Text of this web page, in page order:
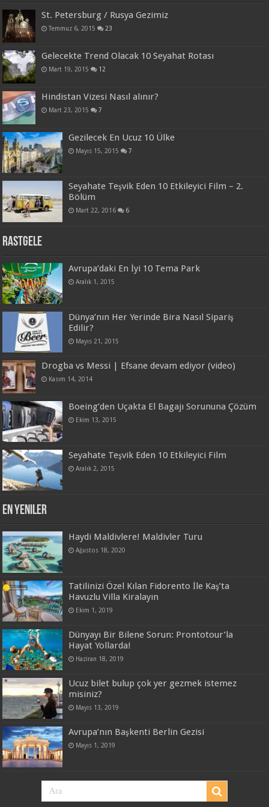
St. Petersburg / Rusya Gezimiz
Temmuz 6, 2015 23
Gelecekte Trend Olacak 10 Seyahat Rotası
Mart 19, 2015 12
Hindistan Vizesi Nasıl alınır?
Mart 23, 2015 7
Gezilecek En Ucuz 10 Ülke
Mayıs 15, 2015 7
Seyahate Teşvik Eden 10 Etkileyici Film – 2.
Bölüm
Mart 22, 2016 6
Rastgele
Avrupa’daki En İyi 10 Tema Park
Aralık 1, 2015
Dünya’nın Her Yerinde Bira Nasıl Sipariş
Edilir?
Mayıs 21, 2015
Drogba vs Messi | Efsane devam ediyor (video)
Kasım 14, 2014
Boeing’den Uçakta El Bagajı Sorununa Çözüm
Ekim 13, 2015
Seyahate Teşvik Eden 10 Etkileyici Film
Aralık 2, 2015
En Yeniler
Haydi Maldivlere! Maldivler Turu
Ağustos 18, 2020
Tatilinizi Özel Kılan Fidorento İle Kaş’ta
Havuzlu Villa Kiralayın
Ekim 1, 2019
Dünyayı Bir Bilene Sorun: Prontotour’la
Hayat Yollarda!
Haziran 18, 2019
Ucuz bilet bulup çok yer gezmek istemez
misiniz?
Mayıs 13, 2019
Avrupa’nın Başkenti Berlin Gezisi
Mayıs 1, 2019